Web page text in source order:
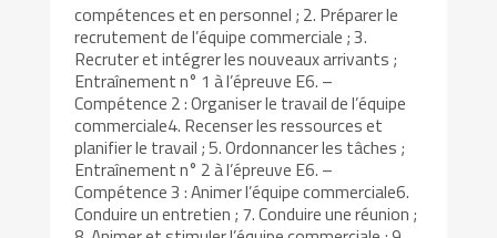
compétences et en personnel ; 2. Préparer le
recrutement de l’équipe commerciale ; 3.
Recruter et intégrer les nouveaux arrivants ;
Entraînement n° 1 à l’épreuve E6. –
Compétence 2 : Organiser le travail de l’équipe
commerciale4. Recenser les ressources et
planifier le travail ; 5. Ordonnancer les tâches ;
Entraînement n° 2 à l’épreuve E6. –
Compétence 3 : Animer l’équipe commerciale6.
Conduire un entretien ; 7. Conduire une réunion ;